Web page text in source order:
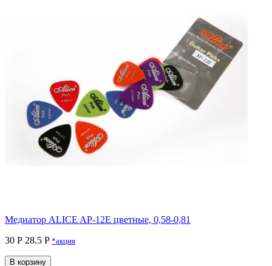
Медиатор ALICE AP-12E цветные, 0,58-0,81
30 Р 28.5 P *акция
В корзину